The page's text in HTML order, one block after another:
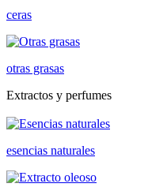
ceras
otras grasas
Extractos y perfumes
esencias naturales